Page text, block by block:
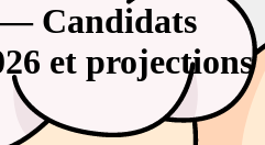
Candidats
et projections